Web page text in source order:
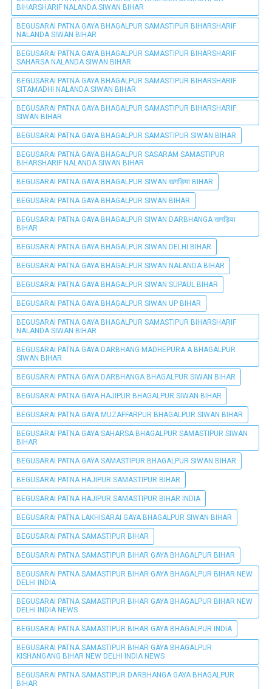
BIHARSHARIF NALANDA SIWAN BIHAR
BEGUSARAI PATNA GAYA BHAGALPUR SAMASTIPUR BIHARSHARIF
NALANDA SIWAN BIHAR
BEGUSARAI PATNA GAYA BHAGALPUR SAMASTIPUR BIHARSHARIF
SAHARSA NALANDA SIWAN BIHAR
BEGUSARAI PATNA GAYA BHAGALPUR SAMASTIPUR BIHARSHARIF
SITAMADHI NALANDA SIWAN BIHAR
BEGUSARAI PATNA GAYA BHAGALPUR SAMASTIPUR BIHARSHARIF
SIWAN BIHAR
BEGUSARAI PATNA GAYA BHAGALPUR SAMASTIPUR SIWAN BIHAR
BEGUSARAI PATNA GAYA BHAGALPUR SASARAM SAMASTIPUR
BIHARSHARIF NALANDA SIWAN BIHAR
BEGUSARAI PATNA GAYA BHAGALPUR SIWAN खगड़िया BIHAR
BEGUSARAI PATNA GAYA BHAGALPUR SIWAN BIHAR
BEGUSARAI PATNA GAYA BHAGALPUR SIWAN DARBHANGA खगड़िया
BIHAR
BEGUSARAI PATNA GAYA BHAGALPUR SIWAN DELHI BIHAR
BEGUSARAI PATNA GAYA BHAGALPUR SIWAN NALANDA BIHAR
BEGUSARAI PATNA GAYA BHAGALPUR SIWAN SUPAUL BIHAR
BEGUSARAI PATNA GAYA BHAGALPUR SIWAN UP BIHAR
BEGUSARAI PATNA GAYA BHAGALPUR SAMASTIPUR BIHARSHARIF
NALANDA SIWAN BIHAR
BEGUSARAI PATNA GAYA DARBHANG MADHEPURA A BHAGALPUR
SIWAN BIHAR
BEGUSARAI PATNA GAYA DARBHANGA BHAGALPUR SIWAN BIHAR
BEGUSARAI PATNA GAYA HAJIPUR BHAGALPUR SIWAN BIHAR
BEGUSARAI PATNA GAYA MUZAFFARPUR BHAGALPUR SIWAN BIHAR
BEGUSARAI PATNA GAYA SAHARSA BHAGALPUR SAMASTIPUR SIWAN
BIHAR
BEGUSARAI PATNA GAYA SAMASTIPUR BHAGALPUR SIWAN BIHAR
BEGUSARAI PATNA HAJIPUR SAMASTIPUR BIHAR
BEGUSARAI PATNA HAJIPUR SAMASTIPUR BIHAR INDIA
BEGUSARAI PATNA LAKHISARAI GAYA BHAGALPUR SIWAN BIHAR
BEGUSARAI PATNA SAMASTIPUR BIHAR
BEGUSARAI PATNA SAMASTIPUR BIHAR GAYA BHAGALPUR BIHAR
BEGUSARAI PATNA SAMASTIPUR BIHAR GAYA BHAGALPUR BIHAR NEW
DELHI INDIA
BEGUSARAI PATNA SAMASTIPUR BIHAR GAYA BHAGALPUR BIHAR NEW
DELHI INDIA NEWS
BEGUSARAI PATNA SAMASTIPUR BIHAR GAYA BHAGALPUR INDIA
BEGUSARAI PATNA SAMASTIPUR BIHAR GAYA BHAGALPUR
KISHANGANG BIHAR NEW DELHI INDIA NEWS
BEGUSARAI PATNA SAMASTIPUR DARBHANGA GAYA BHAGALPUR
BIHAR